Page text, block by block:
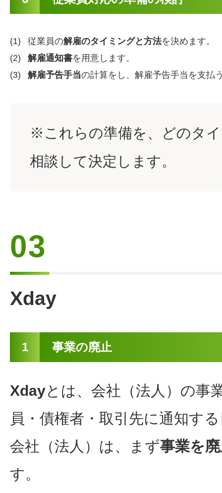
(1) 従業員の解雇のタイミングと方法を決めます。
(2)
解雇通知書を用意します。
(3)
解雇予告手当の計算をし、解雇予告手当を支払
※これらの準備を、どのタ
相談して決定します。
03
Xday
1 事業の廃止
Xdayとは、会社（法人）の事
員・債権者・取引先に通知す
会社（法人）は、まず事業を
す。